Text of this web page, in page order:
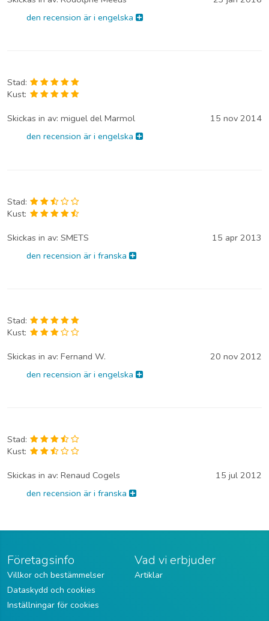
den recension är i engelska
Stad:
Kust:
Skickas in av: miguel del Marmol
15 nov 2014
den recension är i engelska
Stad:
Kust:
Skickas in av: SMETS
15 apr 2013
den recension är i franska
Stad:
Kust:
Skickas in av: Fernand W.
20 nov 2012
den recension är i engelska
Stad:
Kust:
Skickas in av: Renaud Cogels
15 jul 2012
den recension är i franska
Företagsinfo
Villkor och bestämmelser
Dataskydd och cookies
Inställningar för cookies
Vad vi erbjuder
Artiklar